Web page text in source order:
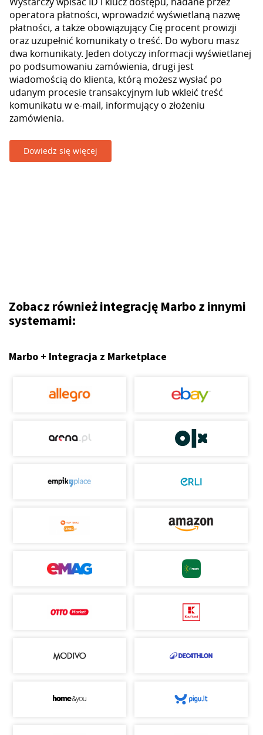
operatora płatności, wprowadzić wyświetlaną nazwę
płatności, a także obowiązujący Cię procent prowizji
oraz uzupełnić komunikaty o treść. Do wyboru masz
dwa komunikaty. Jeden dotyczy informacji wyświetlanej
po podsumowaniu zamówienia, drugi jest
wiadomością do klienta, którą możesz wysłać po
udanym procesie transakcyjnym lub wkleić treść
komunikatu w e-mail, informujący o złożeniu
zamówienia.
Dowiedz się więcej
Zobacz również integrację Marbo z innymi
systemami:
Marbo + Integracja z Marketplace